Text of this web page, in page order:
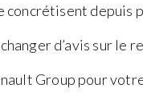
depuis
d’avis sur
Group pour